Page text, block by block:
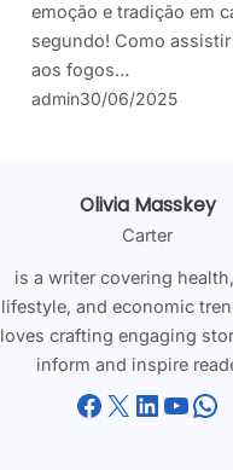
emoção e tradição em
segundo! Como assistir
aos fogos…
admin30/06/2025
Olivia Masskey
Carter
is a writer covering
lifestyle, and economic
loves crafting engaging
inform and inspire
Facebook X LinkedIn YouTube WhatsApp